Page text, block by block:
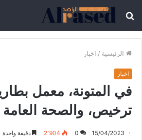
الرئيسية / اخبار
اخبار
في المتونة، معمل
ترخيص، والصحة
15/04/2023
0 2٬904 دقيقة واحدة